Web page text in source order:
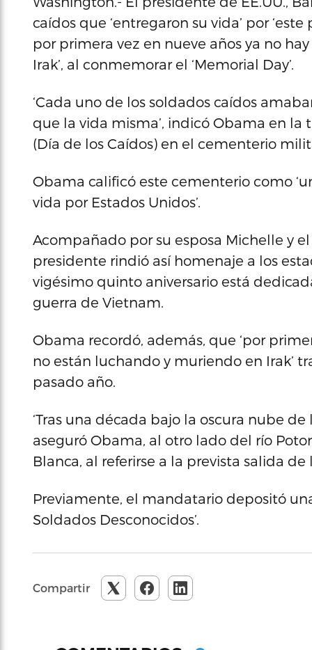
caídos que ‘entregaron su vida’ por
por primera vez en nueve años ya no
Irak’, al conmemorar el ‘Memorial Day’.
‘Cada uno de los soldados caídos
que la vida misma’, indicó Obama en la
(Día de los Caídos) en el cementerio
Obama calificó este cementerio como
vida por Estados Unidos’.
Acompañado por su esposa Michelle y
presidente rindió así homenaje a los
vigésimo quinto aniversario está
guerra de Vietnam.
Obama recordó, además, que ‘por
no están luchando y muriendo en Irak’
pasado año.
‘Tras una década bajo la oscura nube
aseguró Obama, al otro lado del río
Blanca, al referirse a la prevista salida
Previamente, el mandatario depositó
Soldados Desconocidos’.
Compartir